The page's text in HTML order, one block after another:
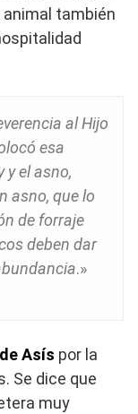
también
al Hijo
esa
y el asno,
asno, que lo
de forraje
deben dar
.»
Asís por la
Se dice que
muy